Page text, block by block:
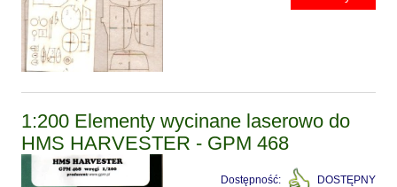
1:200 Elementy wycinane laserowo do
HMS HARVESTER - GPM 468
Dostępność:
DOSTĘPNY